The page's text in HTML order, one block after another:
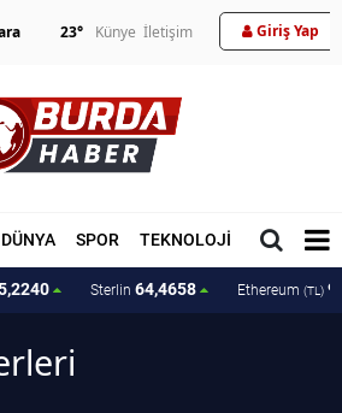
23° Künye İletişim Giriş Yap
DÜNYA SPOR TEKNOLOJİ MAGAZİN
Sterlin 64,4658 Ethereum (TL)